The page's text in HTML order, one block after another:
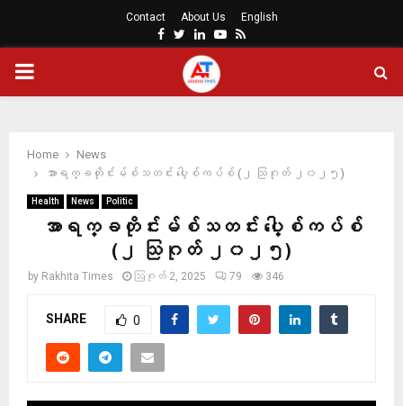
Contact About Us English
Facebook
Twitter
LinkedinYoutube
Rss
PRIMARY
Home
News
အာရက္ခတိုင်းမ်စ်သတင်း ပေါ့စ်ကပ်စ် (၂ သြဂုတ် ၂၀၂၅)
Health News Politic
အာရက္ခတိုင်းမ်စ်သတင်း ပေါ့စ်ကပ်စ်
(၂ သြဂုတ် ၂၀၂၅)
by Rakhita Times ဩဂုတ် 2, 2025 79 346
SHARE 0